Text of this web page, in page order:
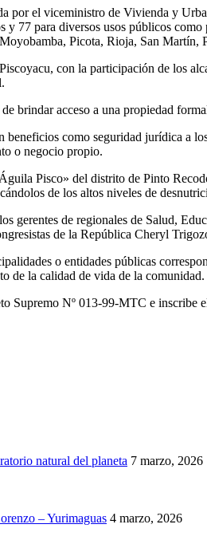
por el viceministro de Vivienda y
77 para diversos usos públicos
Picota, Rioja, San Martín,
con la participación de los
brindar acceso a una propiedad
como seguridad jurídica a
o negocio propio.
Pisco» del distrito de Pinto
de los altos niveles de
gerentes de regionales de Salud,
de la República Cheryl
o entidades públicas
de la calidad de vida de la comunidad.
Supremo Nº 013-99-MTC e
natural del planeta 7 marzo, 2026
– Yurimaguas 4 marzo, 2026